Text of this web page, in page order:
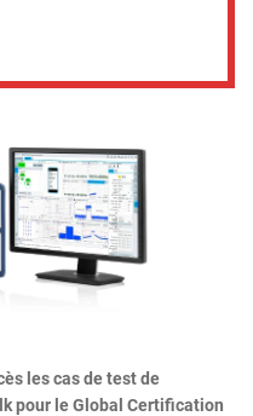
les cas de test de
pour le Global Certification